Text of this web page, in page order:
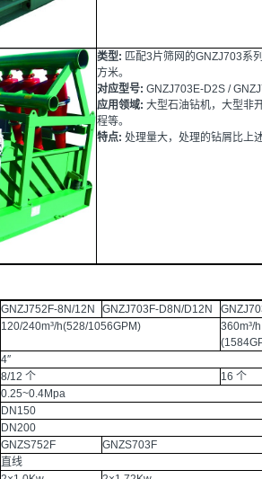
类型: 匹配3片筛网的GNZJ703系
方米。
对应型号: GNZJ703E-D2S /
应用领域: 大型石油钻机，大型非
程等。
特点: 处理量大，处理的钻屑比上
GNZJ752F-8N/12N GNZJ703F-D8N/D12N
120/240m³/h(528/1056GPM)
360m³/h
4″
8/12 个 16 个
0.25~0.4Mpa
DN150
DN200
GNZS752F GNZS703F
直线